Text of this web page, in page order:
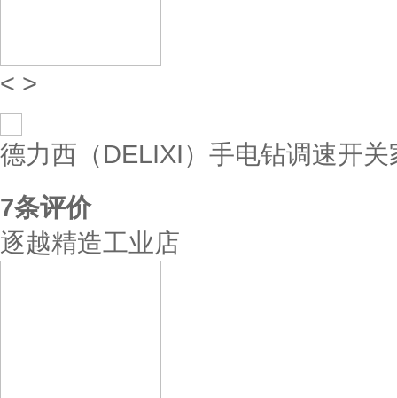
< >
德力西（DELIXI）手电钻调速开
7条评价
逐越精造工业店